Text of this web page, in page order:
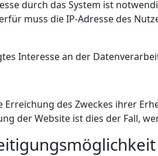
durch das System ist
muss die IP-Adresse des
Interesse an der
des Zweckes ihrer
der Website ist dies der Fall,